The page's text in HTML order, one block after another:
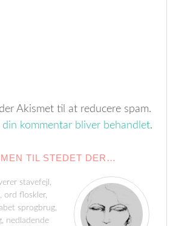
Akismet til at reducere spam.
din kommentar bliver behandlet.
TIL STEDET DER…
stavefejl,
ord floskler,
sprogbrug,
nedladende